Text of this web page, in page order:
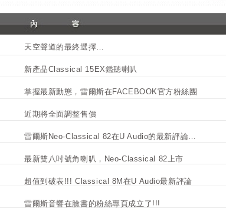
天空聲道的最終選擇…
新產品Classical 15EX鑑聽喇叭
掌握最新動態，雷爾斯在FACEBOOK官方粉絲團
近期將全面調整售價
雷爾斯Neo-Classical 82在U Audio的最新評論…
最新雙八吋號角喇叭，Neo-Classical 82上市
超值到破表!!! Classical 8M在U Audio最新評論
雷爾斯音響在臉書的粉絲專頁成立了!!!